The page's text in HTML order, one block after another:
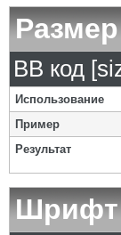
Размер
BB код
Использование
Пример
Результат
Шрифт